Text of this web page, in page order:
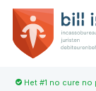
Skip
main
Het #1 no cure